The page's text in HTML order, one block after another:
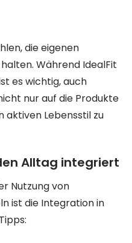
die eigenen
Während IdealFit
es wichtig, auch
nur auf die Produkte
aktiven Lebensstil zu
Alltag integriert
Nutzung von
ist die Integration in